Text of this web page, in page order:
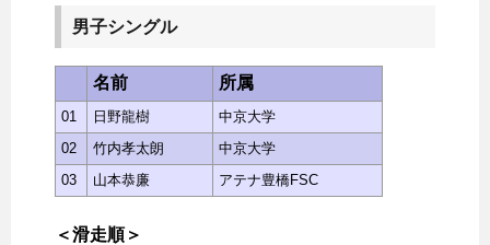
男子シングル
名前 所属
01 日野龍樹
中京大学
02
竹内孝太朗
中京大学
03
山本恭廉 アテナ豊橋FSC
＜滑走順＞